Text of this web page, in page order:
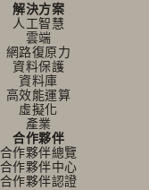
解決方案
人工智慧
雲端
網路復原力
資料保護
資料庫
高效能運算
虛擬化
產業
合作夥伴
合作夥伴總覽
合作夥伴中心
合作夥伴認證